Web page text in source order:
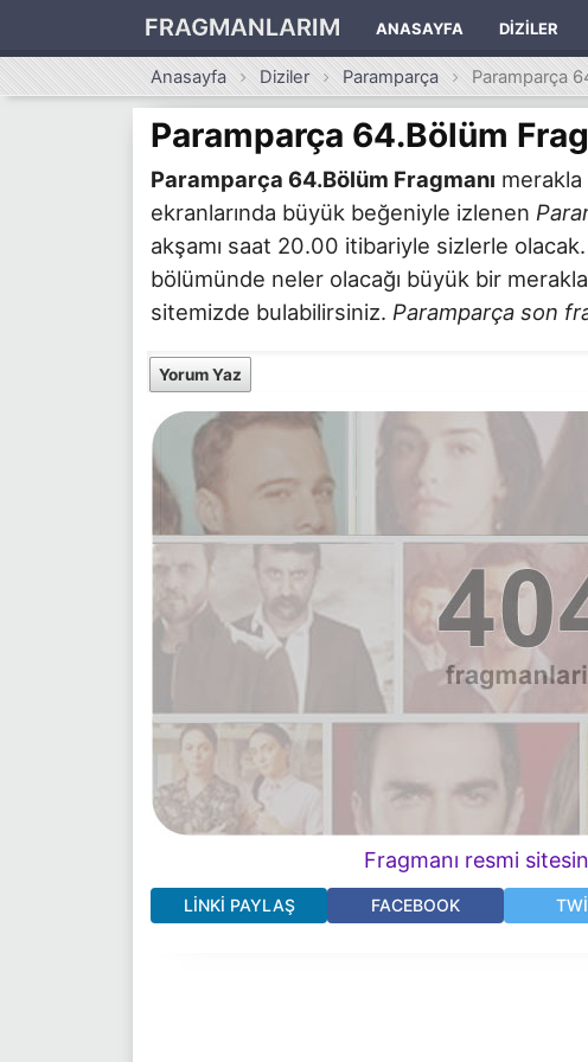
FRAGMANLARIM ANASAYFA DIZILER
Anasayfa Diziler Paramparça Paramparça
Paramparça 64.Bölüm
Paramparça 64.Bölüm Fragmanı merakla
ekranlarında büyük beğeniyle izlenen
akşamı saat 20.00 itibariyle sizlerle
bölümünde neler olacağı büyük bir
sitemizde bulabilirsiniz. Paramparça son
Yorum Yaz
Fragmanı resmi
LINKI PAYLAŞ FACEBOOK